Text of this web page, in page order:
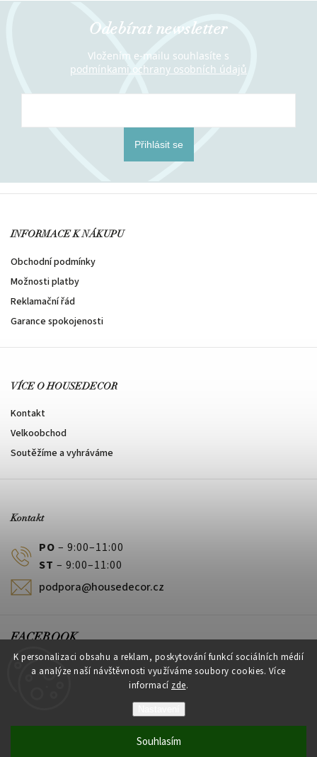
K personalizaci obsahu a reklam, poskytování funkcí sociálních médií
a analýze naší návštěvnosti využíváme soubory cookies. Více
informací zde.
Souhlasím
Odebírat newsletter
Vložením e-mailu souhlasíte s
podmínkami ochrany osobních údajů
Přihlásit se
INFORMACE K NÁKUPU
Obchodní podmínky
Možnosti platby
Reklamační řád
Garance spokojenosti
VÍCE O HOUSEDECOR
Kontakt
Velkoobchod
Soutěžíme a vyhráváme
Kontakt
PO – 9:00–11:00
ST – 9:00–11:00
podpora@housedecor.cz
FACEBOOK